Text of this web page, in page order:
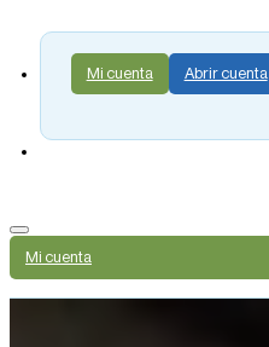
Mi cuenta Abrir cuenta
Mi cuenta